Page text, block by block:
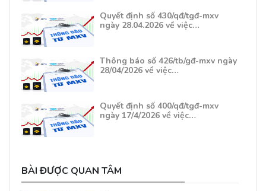
Quyết định số 430/qđ/tgđ-mxv
ngày 28.04.2026 về việc…
Thông báo số 426/tb/gđ-mxv ngày
28/04/2026 về việc…
Quyết định số 400/qđ/tgđ-mxv
ngày 17/4/2026 về việc…
BÀI ĐƯỢC QUAN TÂM